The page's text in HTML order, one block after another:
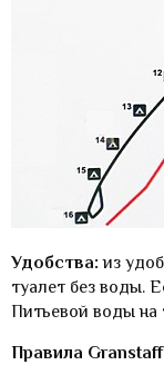
Удобства:из
туалет без воды.
Питьевой воды на
Правила